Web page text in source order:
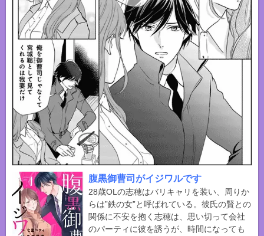
腹黒御曹司がイジワルです
28歳OLの志穂はバリキャリを装い、周りか
らは”鉄の女”と呼ばれている。彼氏の賢との
関係に不安を抱く志穂は、思い切って会社
のパーティに彼を誘うが、時間になっても